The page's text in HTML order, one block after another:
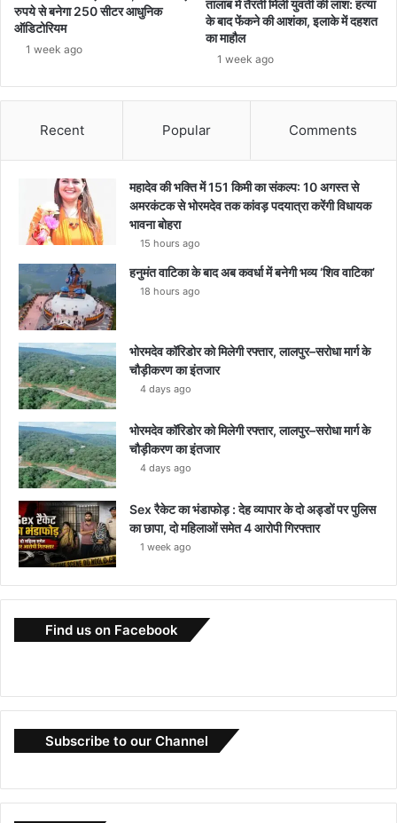
रुपये से बनेगा 250 सीटर आधुनिक
ऑडिटोरियम
1 week ago
तालाब में तैरती मिली युवती की लाश: हत्या
के बाद फेंकने की आशंका, इलाके में दहशत
का माहौल
1 week ago
Recent Popular Comments
महादेव की भक्ति में 151 किमी का संकल्प: 10 अगस्त से
अमरकंटक से भोरमदेव तक कांवड़ पदयात्रा करेंगी विधायक
भावना बोहरा
15 hours ago
हनुमंत वाटिका के बाद अब कवर्धा में बनेगी भव्य ‘शिव वाटिका’
18 hours ago
भोरमदेव कॉरिडोर को मिलेगी रफ्तार, लालपुर–सरोधा मार्ग के
चौड़ीकरण का इंतजार
4 days ago
भोरमदेव कॉरिडोर को मिलेगी रफ्तार, लालपुर–सरोधा मार्ग के
चौड़ीकरण का इंतजार
4 days ago
Sex रैकेट का भंडाफोड़ : देह व्यापार के दो अड्डों पर पुलिस
का छापा, दो महिलाओं समेत 4 आरोपी गिरफ्तार
1 week ago
Find us on Facebook
Subscribe to our Channel